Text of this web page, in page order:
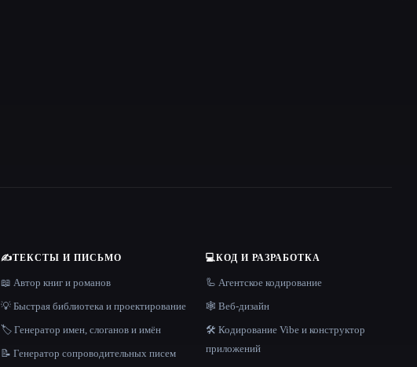
✍️ТЕКСТЫ И ПИСЬМО
📖 Автор книг и романов
💡 Быстрая библиотека и проектирование
🏷️ Генератор имен, слоганов и имён
📝 Генератор сопроводительных писем
💻КОД И РАЗРАБОТКА
🦾 Агентское кодирование
🕸 Веб-дизайн
🛠️ Кодирование Vibe и конструктор
приложений